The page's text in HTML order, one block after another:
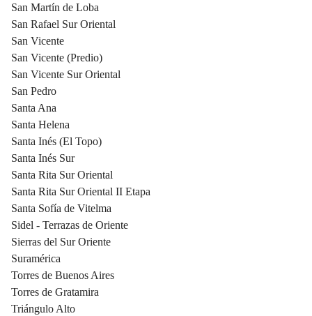
San Martín de Loba
San Rafael Sur Oriental
San Vicente
San Vicente (Predio)
San Vicente Sur Oriental
San Pedro
Santa Ana
Santa Helena
Santa Inés (El Topo)
Santa Inés Sur
Santa Rita Sur Oriental
Santa Rita Sur Oriental II Etapa
Santa Sofía de Vitelma
Sidel - Terrazas de Oriente
Sierras del Sur Oriente
Suramérica
Torres de Buenos Aires
Torres de Gratamira
Triángulo Alto